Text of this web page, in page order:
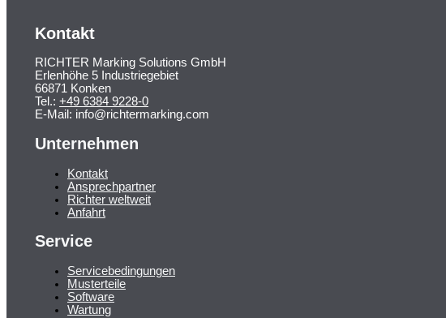
Kontakt
RICHTER Marking Solutions GmbH
Erlenhöhe 5 Industriegebiet
66871 Konken
Tel.: +49 6384 9228-0
E-Mail: info@richtermarking.com
Unternehmen
Kontakt
Ansprechpartner
Richter weltweit
Anfahrt
Service
Servicebedingungen
Musterteile
Software
Wartung